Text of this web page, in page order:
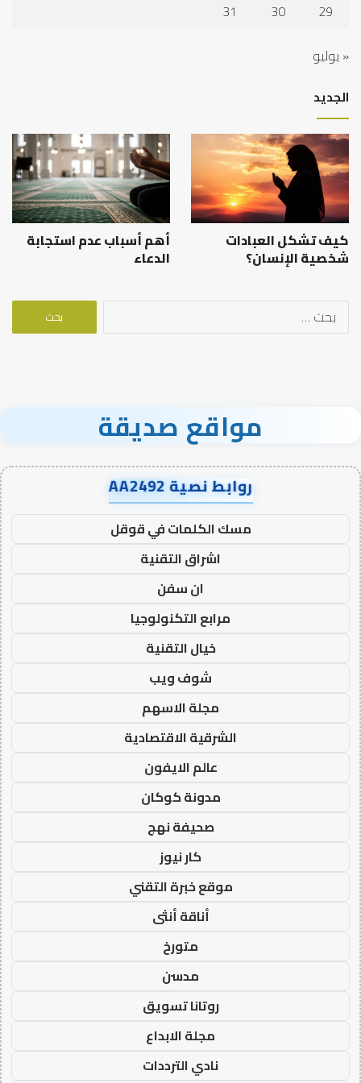
29
30
31
« يوليو
الجديد
كيف تشكل العبادات
شخصية الإنسان؟
أهم أسباب عدم استجابة
الدعاء
البحث
مواقع صديقة
روابط نصية AA2492
مسك الكلمات في قوقل
اشراق التقنية
ان سفن
مرابع التكنولوجيا
خيال التقنية
شوف ويب
مجلة الاسهم
الشرقية الاقتصادية
عالم الايفون
مدونة كوكان
صحيفة نهج
كار نيوز
موقع خبرة التقني
أناقة أنثى
متورخ
مدسن
روتانا تسويق
مجلة الابداع
نادي الترددات